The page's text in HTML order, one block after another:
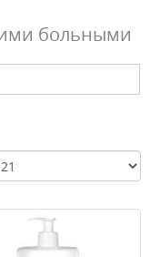
больными